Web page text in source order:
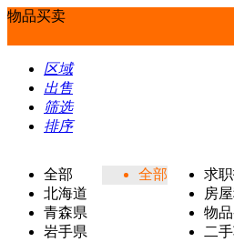
物品买卖
区域
出售
筛选
排序
全部
北海道
青森県
岩手県
全部
求
房
物
二